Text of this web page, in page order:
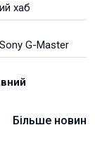
хаб
G-Master
Більше новин